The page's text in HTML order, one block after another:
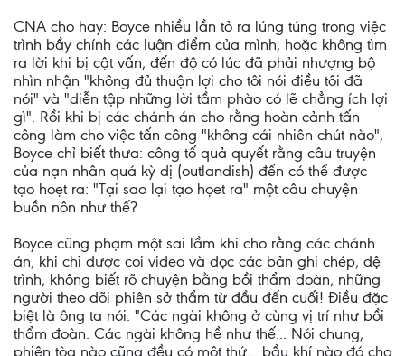
CNA cho hay: Boyce nhiều lần tỏ ra lúng túng trong việc
trình bầy chính các luận điểm của mình, hoặc không tìm
ra lời khi bị cật vấn, đến độ có lúc đã phải nhượng bộ
nhìn nhận "không đủ thuận lợi cho tôi nói điều tôi đã
nói" và "diễn tập những lời tầm phào có lẽ chẳng ích lợi
gì". Rồi khi bị các chánh án cho rằng hoàn cảnh tấn
công làm cho việc tấn công "không cái nhiên chút nào",
Boyce chỉ biết thưa: công tố quả quyết rằng câu truyện
của nạn nhân quá kỳ dị (outlandish) đến có thể được
tạo hoẹt ra: "Tại sao lại tạo họet ra" một câu chuyện
buồn nôn như thế?
Boyce cũng phạm một sai lầm khi cho rằng các chánh
án, khi chỉ được coi video và đọc các bản ghi chép, đệ
trình, không biết rõ chuyện bằng bồi thẩm đoàn, những
người theo dõi phiên sở thẩm từ đầu đến cuối! Điều đặc
biệt là ông ta nói: "Các ngài không ở cùng vị trí như bồi
thẩm đoàn. Các ngài không hề như thế... Nói chung,
phiên tòa nào cũng đều có một thứ... bầu khí nào đó cho